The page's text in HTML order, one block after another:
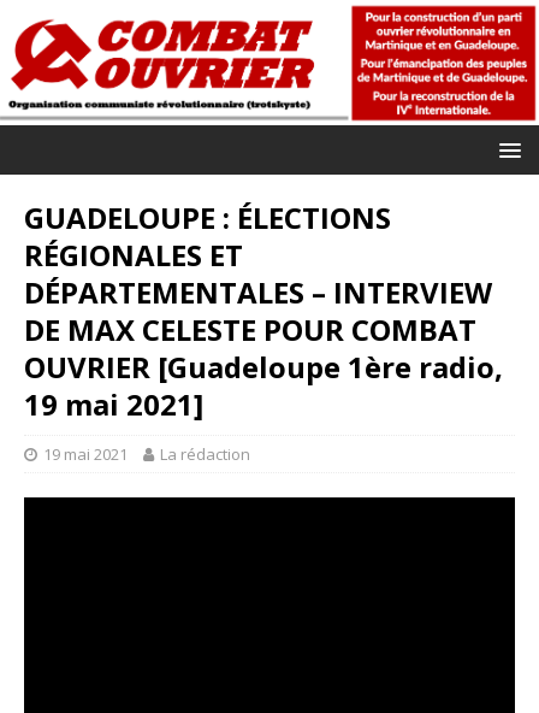
GUADELOUPE : ÉLECTIONS
RÉGIONALES ET
DÉPARTEMENTALES – INTERVIEW
DE MAX CELESTE POUR COMBAT
OUVRIER [Guadeloupe 1ère radio,
19 mai 2021]
19 mai 2021 La rédaction